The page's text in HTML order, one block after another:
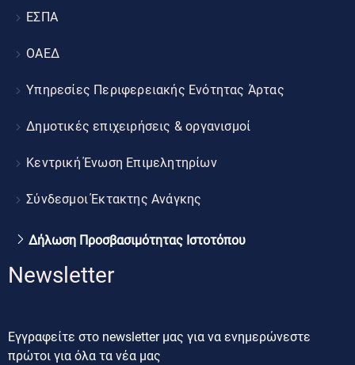
ΕΣΠΑ
ΟΑΕΔ
Υπηρεσίες Περιφερειακής Ενότητας Άρτας
Δημοτικές επιχειρήσεις & οργανισμοί
Κεντρική Ένωση Επιμελητηρίων
Σύνδεσμοι Έκτακτης Ανάγκης
Δήλωση Προσβασιμότητας Ιστοτόπου
Newsletter
Εγγραφείτε στο newsletter μας για να ενημερώνεστε
πρώτοι για όλα τα νέα μας